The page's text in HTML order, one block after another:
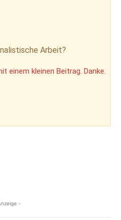
Arbeit?
einem kleinen Beitrag. Danke.
-